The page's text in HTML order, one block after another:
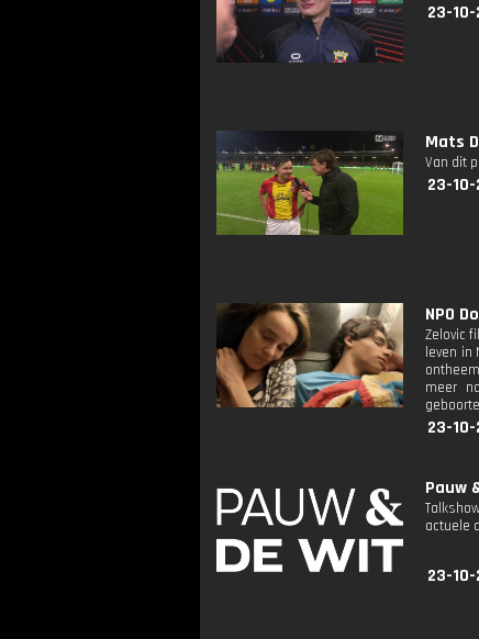
23-
Mats
Van dit
23-
NPO
Zelovic
leven
meer
23-
Pauw
actuele
23-